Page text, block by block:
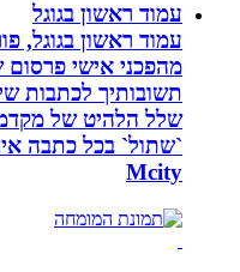
עמוד ראשון בגוגל
עמוד ראשון בגוגל,
תשובותיך לכתבות
שלל הלהיט של מקדמי
`שתול` בכל כתבה
Mcity